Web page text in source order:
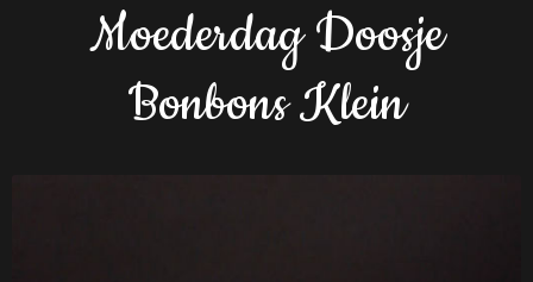
Moederdag Doosje
Bonbons Klein